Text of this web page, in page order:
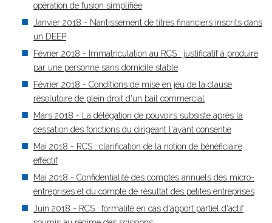
opération de fusion simplifiée
Janvier 2018 - Nantissement de titres financiers inscrits dans
un DEEP
Février 2018 - Immatriculation au RCS : justificatif à produire
par une personne sans domicile stable
Février 2018 - Conditions de mise en jeu de la clause
résolutoire de plein droit d'un bail commercial
Mars 2018 - La délégation de pouvoirs subsiste après la
cessation des fonctions du dirigeant l'ayant consentie
Mai 2018 - RCS : clarification de la notion de bénéficiaire
effectif
Mai 2018 - Confidentialité des comptes annuels des micro-
entreprises et du compte de résultat des petites entreprises
Juin 2018 - RCS : formalité en cas d'apport partiel d'actif